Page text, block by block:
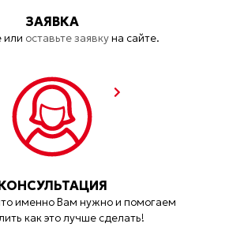
ЗАЯВКА
или оставьте заявкуна сайте.
именно Вам нужно и помогаем
как это лучше сделать!